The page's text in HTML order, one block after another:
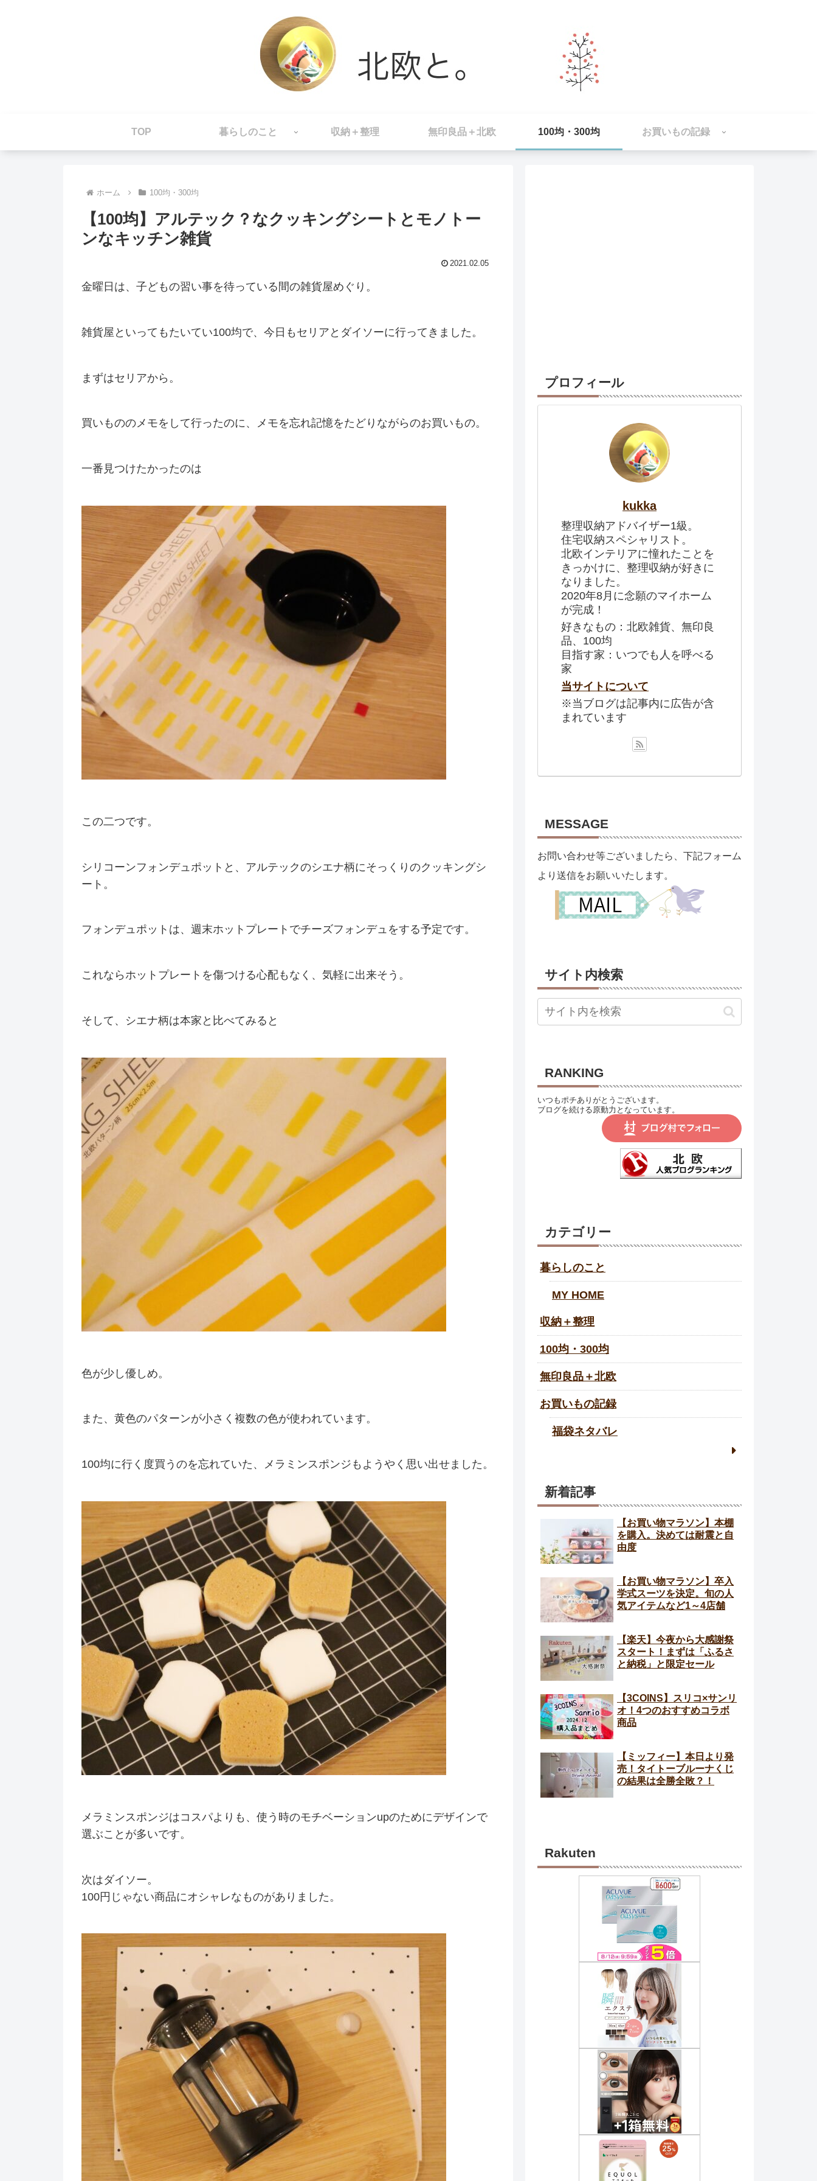
TOP 暮らしのこと 収納＋整理 無印良品＋北欧 100均・300均 お買いもの記録
ホーム 100均・300均
【100均】アルテック？なクッキングシートとモノトー
ンなキッチン雑貨
2021.02.05
金曜日は、子どもの習い事を待っている間の雑貨屋めぐり。
雑貨屋といってもたいてい100均で、今日もセリアとダイソーに行ってきました。
まずはセリアから。
買いもののメモをして行ったのに、メモを忘れ記憶をたどりながらのお買いもの。
一番見つけたかったのは
この二つです。
シリコーンフォンデュポットと、アルテックのシエナ柄にそっくりのクッキングシ
ート。
フォンデュポットは、週末ホットプレートでチーズフォンデュをする予定です。
これならホットプレートを傷つける心配もなく、気軽に出来そう。
そして、シエナ柄は本家と比べてみると
色が少し優しめ。
また、黄色のパターンが小さく複数の色が使われています。
100均に行く度買うのを忘れていた、メラミンスポンジもようやく思い出せました。
メラミンスポンジはコスパよりも、使う時のモチベーションupのためにデザインで
選ぶことが多いです。
次はダイソー。
100円じゃない商品にオシャレなものがありました。
プロフィール
kukka
整理収納アドバイザー1級。
住宅収納スペシャリスト。
北欧インテリアに憧れたことを
きっかけに、整理収納が好きに
なりました。
2020年8月に念願のマイホーム
が完成！
好きなもの：北欧雑貨、無印良
品、100均
目指す家：いつでも人を呼べる
家
当サイトについて
※当ブログは記事内に広告が含
まれています
MESSAGE
お問い合わせ等ございましたら、下記フォーム
より送信をお願いいたします。
サイト内検索
RANKING
いつもポチありがとうございます。
ブログを続ける原動力となっています。
カテゴリー
暮らしのこと
MY HOME
収納＋整理
100均・300均
無印良品＋北欧
お買いもの記録
福袋ネタバレ
新着記事
【お買い物マラソン】本棚
を購入。決めては耐震と自
由度
【お買い物マラソン】卒入
学式スーツを決定。旬の人
気アイテムなど1～4店舗
【楽天】今夜から大感謝祭
スタート！まずは「ふるさ
と納税」と限定セール
【3COINS】スリコ×サンリ
オ！4つのおすすめコラボ
商品
【ミッフィー】本日より発
売！タイトーブルーナくじ
の結果は全勝全敗？！
Rakuten